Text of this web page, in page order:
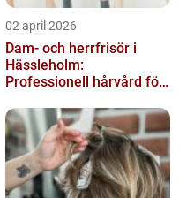
02 april 2026
Dam- och herrfrisör i
Hässleholm:
Professionell hårvård för